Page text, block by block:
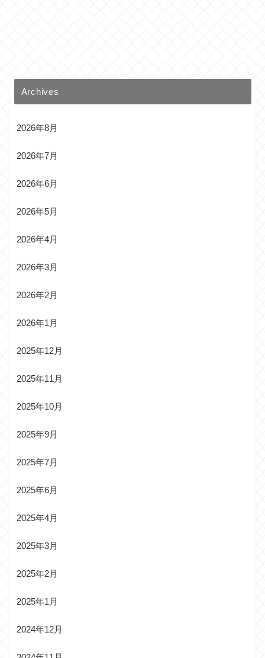
Archives
2026年8月
2026年7月
2026年6月
2026年5月
2026年4月
2026年3月
2026年2月
2026年1月
2025年12月
2025年11月
2025年10月
2025年9月
2025年7月
2025年6月
2025年4月
2025年3月
2025年2月
2025年1月
2024年12月